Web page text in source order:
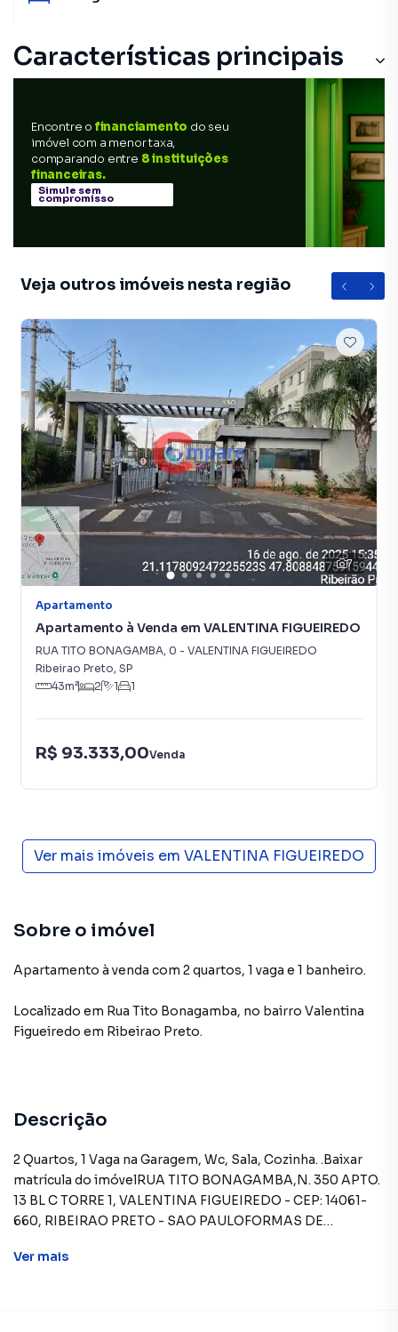
Características principais
Encontre o financiamento do seu
imóvel com a menor taxa,
comparando entre 8 instituições
financeiras.
Simule sem
compromisso
Veja outros imóveis nesta região
7
Apartamento
Apartamento à Venda em VALENTINA FIGUEIREDO
RUA TITO BONAGAMBA, 0 - VALENTINA FIGUEIREDO
Ribeirao Preto, SP
43m² 2 1 1
R$ 93.333,00Venda
Ver mais imóveis em VALENTINA FIGUEIREDO
Sobre o imóvel
Apartamento à venda com 2 quartos, 1 vaga e 1 banheiro.
Localizado em Rua Tito Bonagamba, no bairro Valentina
Figueiredo em Ribeirao Preto.
Descrição
2 Quartos, 1 Vaga na Garagem, Wc, Sala, Cozinha. .Baixar
matrícula do imóvelRUA TITO BONAGAMBA,N. 350 APTO.
13 BL C TORRE 1, VALENTINA FIGUEIREDO - CEP: 14061-
660, RIBEIRAO PRETO - SAO PAULOFORMAS DE
utilização de FGTS. Consulte condições e enquadramento.
Ver mais